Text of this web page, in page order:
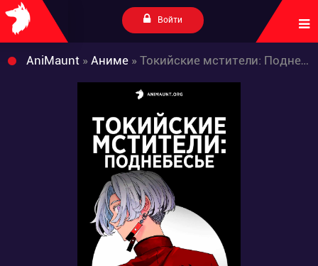
Войти
AniMaunt » Аниме » Токийские мстители: Поднебесье